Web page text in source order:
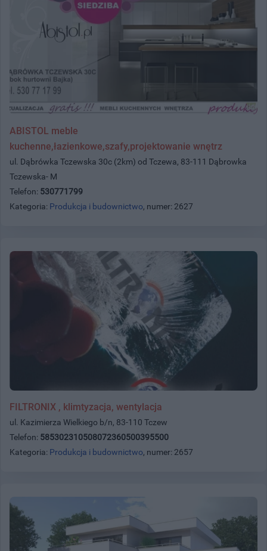
ABISTOL meble
kuchenne,łazienkowe,szafy,projektowanie wnętrz
ul. Dąbrówka Tczewska 30c (2km) od Tczewa, 83-111 Dąbrowka
Tczewska- M
Telefon: 530771799
Kategoria: Produkcja i budownictwo, numer: 2627
FILTRONIX , klimtyzacja, wentylacja
ul. Kazimierza Wielkiego b/n, 83-110 Tczew
Telefon: 585302310508072360500395500
Kategoria: Produkcja i budownictwo, numer: 2657